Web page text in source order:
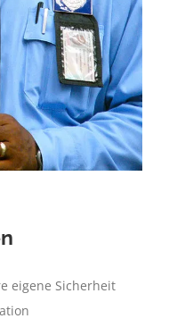
eigene Sicherheit